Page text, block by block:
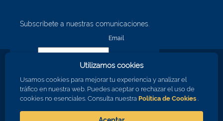
Subscríbete a nuestras comunicaciones.
Email
Nombre
Apellidos
Utilizamos cookies
Usamos cookies para mejorar tu experiencia y analizar el
tráfico en nuestra web. Puedes aceptar o rechazar el uso de
cookies no esenciales. Consulta nuestra Política de Cookies .